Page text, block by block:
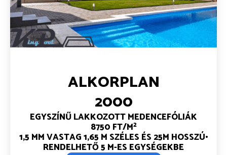
ALKORPLAN
2000
EGYSZÍNŰ LAKKOZOTT MEDENCEFÓLIÁK
8750 FT/M2
1,5 MM VASTAG1,65 M SZÉLES ÉS 25M HOSSZÚ•
RENDELHETŐ 5 M-ES EGYSÉGEKBE